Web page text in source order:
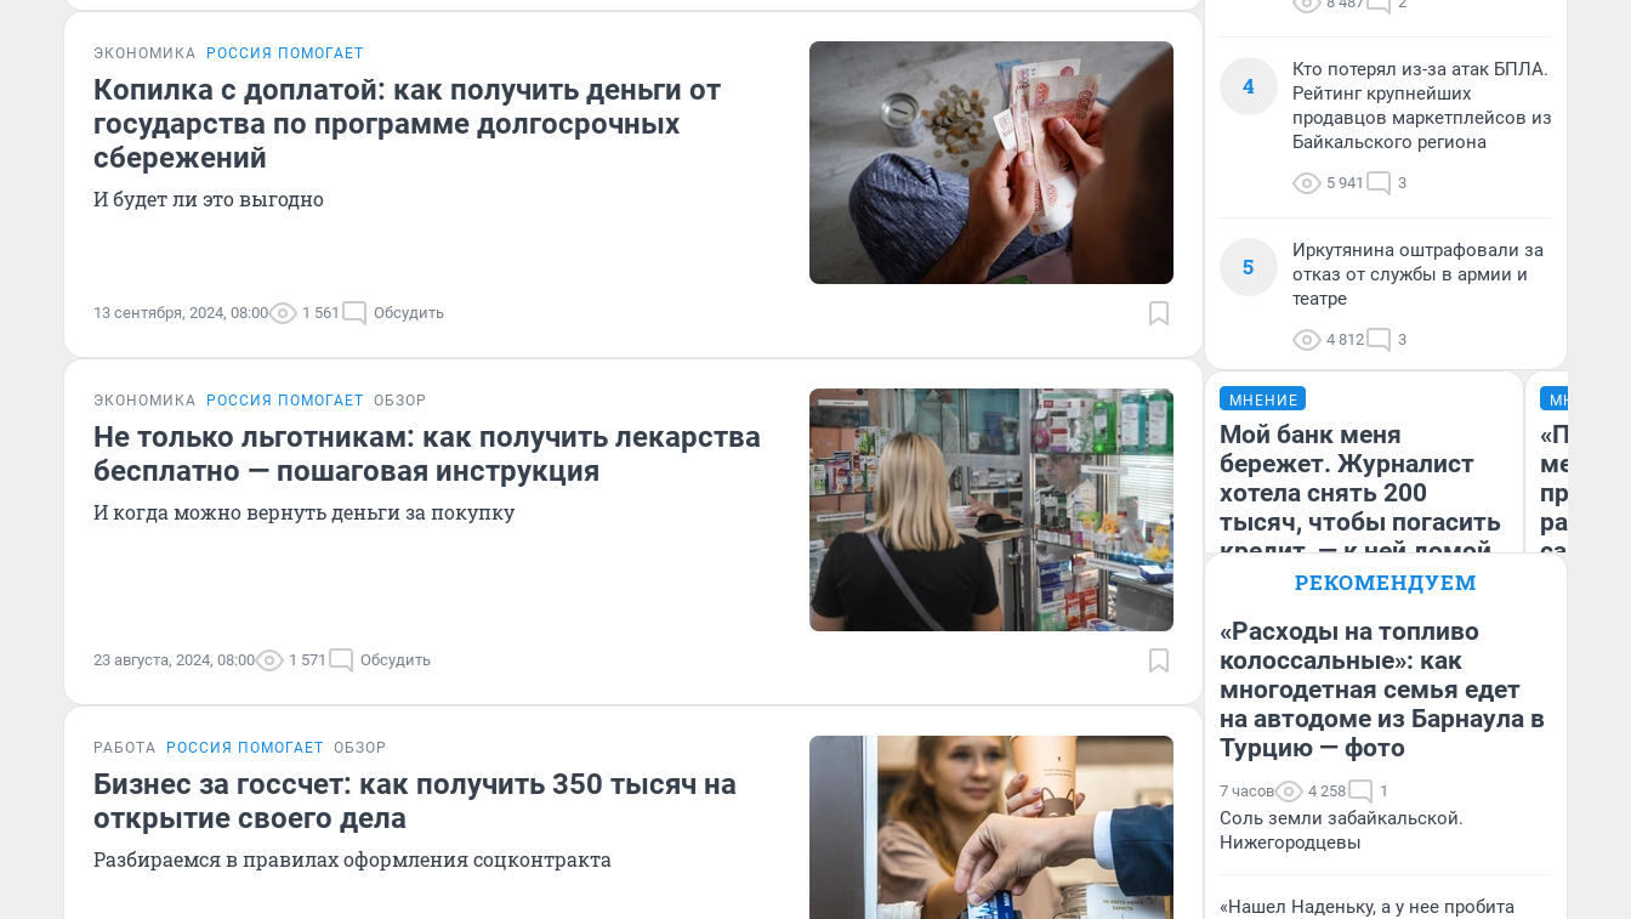
ЭКОНОМИКА РОССИЯ ПОМОГАЕТ
Копилка с доплатой: как получить деньги от
государства по программе долгосрочных
сбережений
И будет ли это выгодно
13 сентября, 2024, 08:00 1 561 Обсудить
ЭКОНОМИКА РОССИЯ ПОМОГАЕТ ОБЗОР
Не только льготникам: как получить лекарства
бесплатно — пошаговая инструкция
И когда можно вернуть деньги за покупку
23 августа, 2024, 08:00 1 571 Обсудить
РАБОТА РОССИЯ ПОМОГАЕТ ОБЗОР
Бизнес за госсчет: как получить 350 тысяч на
открытие своего дела
Разбираемся в правилах оформления соцконтракта
4
Кто потерял из-за атак БПЛА.
Рейтинг крупнейших
продавцов маркетплейсов из
Байкальского региона
5 941 3
5
Иркутянина оштрафовали за
отказ от службы в армии и
театре
4 812 3
МНЕНИЕ
Мой банк меня
бережет. Журналист
хотела снять 200
тысяч, чтобы погасить
кредит, — к ней домой
приехала служба
Автор мнения
МНЕНИЕ
самом
РЕКОМЕНДУЕМ
«Расходы на топливо
колоссальные»: как
многодетная семья едет
на автодоме из Барнаула в
Турцию — фото
7 часов 4 258 1
Соль земли забайкальской.
Нижегородцевы
«Нашел Наденьку, а у нее пробита